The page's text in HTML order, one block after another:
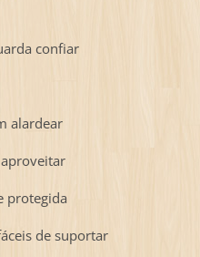
confiar
alardear
protegida
de suportar